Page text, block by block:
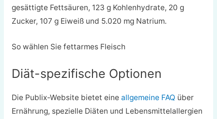
gesättigte Fettsäuren, 123 g Kohlenhydrate, 20 g
Zucker, 107 g Eiweiß und 5.020 mg Natrium.
So wählen Sie fettarmes Fleisch
Diät-spezifische Optionen
Die Publix-Website bietet eine allgemeine FAQ über
Ernährung, spezielle Diäten und Lebensmittelallergien